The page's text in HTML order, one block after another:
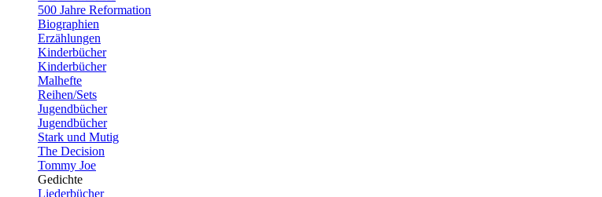
500 Jahre Reformation
Biographien
Erzählungen
Kinderbücher
Kinderbücher
Malhefte
Reihen/Sets
Jugendbücher
Jugendbücher
Stark und Mutig
The Decision
Tommy Joe
Gedichte
Liederbücher